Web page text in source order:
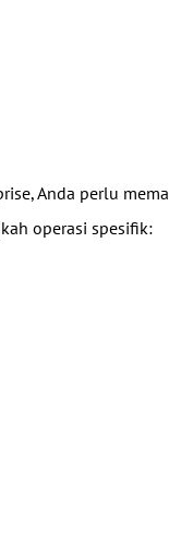
Anda perlu
operasi spesifik: